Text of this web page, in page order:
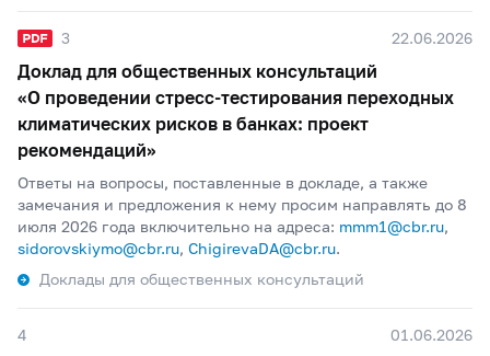
3 22.06.2026
Доклад для общественных консультаций
«О проведении стресс-тестирования переходных
климатических рисков в банках: проект
рекомендаций»
Ответы на вопросы, поставленные в докладе, а также
замечания и предложения к нему просим направлять до 8
июля 2026 года включительно на адреса: mmm1@cbr.ru,
sidorovskiymo@cbr.ru, ChigirevaDA@cbr.ru.
Доклады для общественных консультаций
4 01.06.2026